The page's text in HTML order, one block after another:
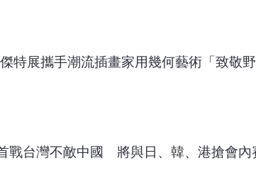
特展攜手潮流插畫家用幾何藝術「致敬
戰台灣不敵中國 將與日、韓、港搶會內